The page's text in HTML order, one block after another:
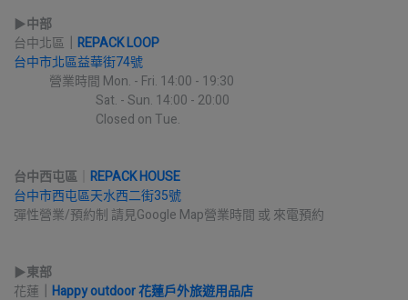
▶︎中部
台中北區
REPACK LOOP
台中市北區益華街74號
營業時間 Mon. - Fri. 14:00 - 19:30
Sat. - Sun. 14:00 - 20:00
Closed on Tue.
台中西屯區
REPACK HOUSE
台中市西屯區天水西二街35號
彈性營業/預約制 請見Google Map營業時間 或 來電預約
▶︎東部
花蓮
Happy outdoor 花蓮戶外旅遊用品店